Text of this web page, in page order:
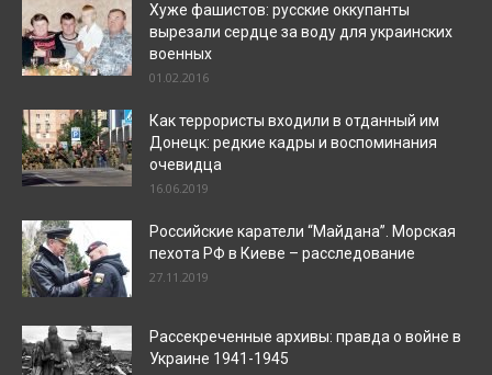
Хуже фашистов: русские оккупанты
вырезали сердце за воду для украинских
военных
01.02.2016
Как террористы входили в отданный им
Донецк: редкие кадры и воспоминания
очевидца
16.06.2019
Российские каратели “Майдана”. Морская
пехота РФ в Киеве – расследование
27.11.2019
Рассекреченные архивы: правда о войне в
Украине 1941-1945